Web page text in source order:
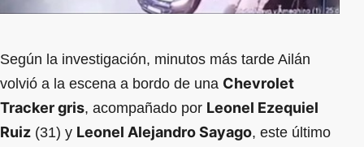
Según la investigación, minutos más tarde Ailán
volvió a la escena a bordo de una Chevrolet
Tracker gris, acompañado por Leonel Ezequiel
Ruiz (31) y Leonel Alejandro Sayago, este último